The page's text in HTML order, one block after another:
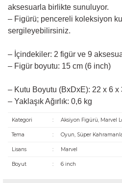
aksesuarla birlikte sunuluyor.
– Figürü; pencereli koleksiyon
sergileyebilirsiniz.
– İçindekiler: 2 figür ve 9
– Figür boyutu: 15 cm (6 inch)
– Kutu Boyutu (BxDxE): 22 x 6 x
– Yaklaşık Ağırlık: 0,6 kg
Kategori : Aksiyon Figürü, Marvel
Tema : Oyun, Süper
Lisans : Marvel
Boyut : 6 inch